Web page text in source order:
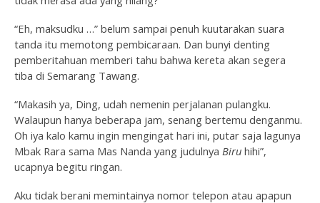
“Eh, maksudku …” belum sampai penuh kuutarakan suara
tanda itu memotong pembicaraan. Dan bunyi denting
pemberitahuan memberi tahu bahwa kereta akan segera
tiba di Semarang Tawang.
“Makasih ya, Ding, udah nemenin perjalanan pulangku.
Walaupun hanya beberapa jam, senang bertemu denganmu.
Oh iya kalo kamu ingin mengingat hari ini, putar saja lagunya
Mbak Rara sama Mas Nanda yang judulnya Biru hihi”,
ucapnya begitu ringan.
Aku tidak berani memintainya nomor telepon atau apapun